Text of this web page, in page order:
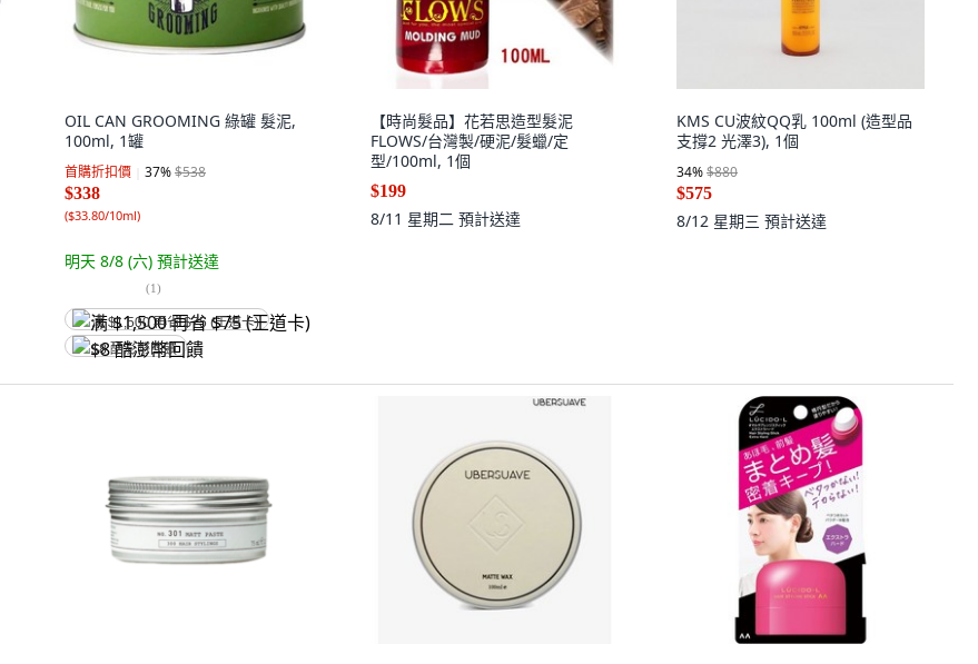
OIL CAN GROOMING 綠罐 髮泥,
100ml, 1罐
首購折扣價 37%$538
$338
($33.80/10ml)
明天 8/8 (六) 預計送達
(1)
满 $1,500 再省 $75 (王道卡)
$8 酷澎幣回饋
【時尚髮品】花若思造型髮泥
FLOWS/台灣製/硬泥/髮蠟/定
型/100ml, 1個
$199
8/11 星期二 預計送達
KMS CU波紋QQ乳 100ml (造型品
支撐2 光澤3), 1個
34%$880
$575
8/12 星期三 預計送達